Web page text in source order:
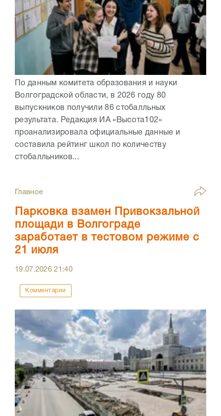
По данным комитета образования и науки
Волгоградской области, в 2026 году 80
выпускников получили 86 стобалльных
результата. Редакция ИА «Высота102»
проанализировала официальные данные и
составила рейтинг школ по количеству
стобалльников...
Главное
Парковка взамен Привокзальной
площади в Волгограде
заработает в тестовом режиме с
21 июля
19.07.202621:40
Комментарии